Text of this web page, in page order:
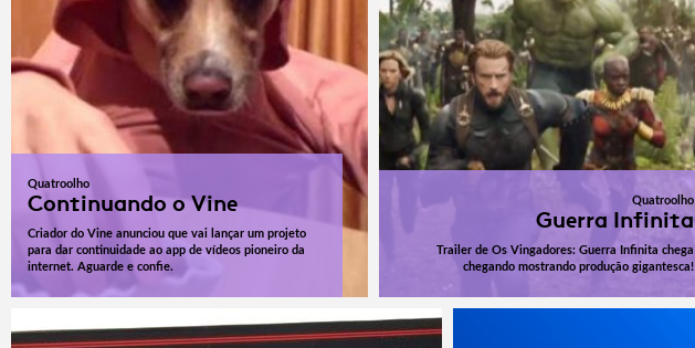
Quatroolho
Continuando o Vine
Criador do Vine anunciou que vai lançar um projeto
para dar continuidade ao app de vídeos pioneiro da
internet. Aguarde e confie.
Quatroolho
Guerra Infinita
Trailer de Os Vingadores: Guerra Infinita chega
chegando mostrando produção gigantesca!